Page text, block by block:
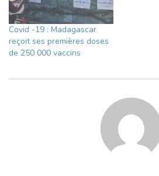
Covid -19 : Madagascar
reçoit ses premières doses
de 250 000 vaccins